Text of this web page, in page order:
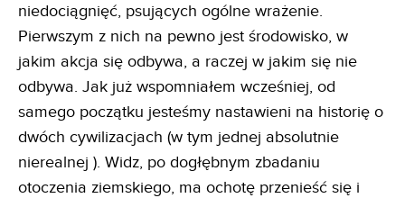
niedociągnięć, psujących ogólne wrażenie.
Pierwszym z nich na pewno jest środowisko, w
jakim akcja się odbywa, a raczej w jakim się nie
odbywa. Jak już wspomniałem wcześniej, od
samego początku jesteśmy nastawieni na historię o
dwóch cywilizacjach (w tym jednej absolutnie
nierealnej ). Widz, po dogłębnym zbadaniu
otoczenia ziemskiego, ma ochotę przenieść się i